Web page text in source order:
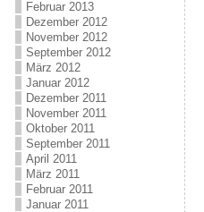
Februar 2013
Dezember 2012
November 2012
September 2012
März 2012
Januar 2012
Dezember 2011
November 2011
Oktober 2011
September 2011
April 2011
März 2011
Februar 2011
Januar 2011